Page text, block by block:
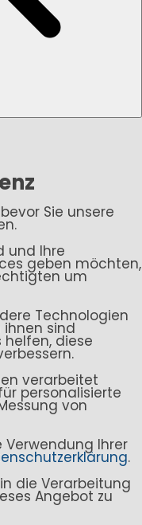
Sie unsere
und Ihre
geben möchten,
um
Technologien
ihnen sind
helfen, diese
verarbeitet
personalisierte
von
Ihrer
.
die Verarbeitung
Angebot zu